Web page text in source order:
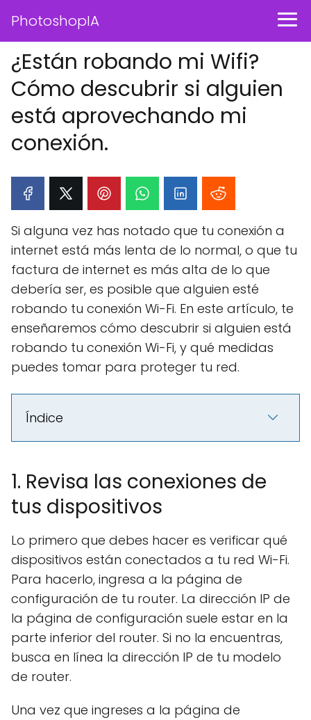
PhotoshopIA
¿Están robando mi Wifi?
Cómo descubrir si alguien
está aprovechando mi
conexión.
Si alguna vez has notado que tu conexión a
internet está más lenta de lo normal, o que tu
factura de internet es más alta de lo que
debería ser, es posible que alguien esté
robando tu conexión Wi-Fi. En este artículo, te
enseñaremos cómo descubrir si alguien está
robando tu conexión Wi-Fi, y qué medidas
puedes tomar para proteger tu red.
Índice
1. Revisa las conexiones de
tus dispositivos
Lo primero que debes hacer es verificar qué
dispositivos están conectados a tu red Wi-Fi.
Para hacerlo, ingresa a la página de
configuración de tu router. La dirección IP de
la página de configuración suele estar en la
parte inferior del router. Si no la encuentras,
busca en línea la dirección IP de tu modelo
de router.
Una vez que ingreses a la página de